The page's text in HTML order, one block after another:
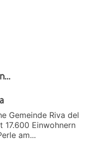
Gemeinde Riva del
17.600 Einwohnern
am...